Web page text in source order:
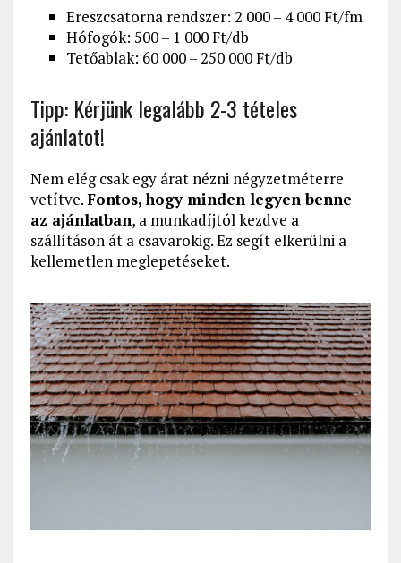
Ereszcsatorna rendszer: 2 000 – 4 000 Ft/fm
Hófogók: 500 – 1 000 Ft/db
Tetőablak: 60 000 – 250 000 Ft/db
Tipp: Kérjünk legalább 2-3 tételes
ajánlatot!
Nem elég csak egy árat nézni négyzetméterre
vetítve.Fontos, hogy minden legyen benne
az ajánlatban, a munkadíjtól kezdve a
szállításon át a csavarokig. Ez segít elkerülni a
kellemetlen meglepetéseket.